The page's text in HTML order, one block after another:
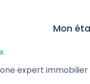
Mon
expert immobilier